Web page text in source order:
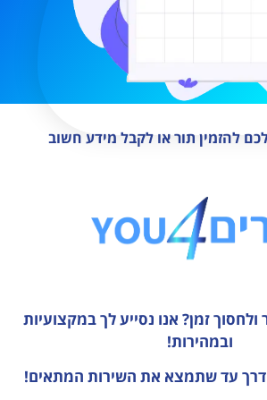
להזמין תור או לקבל מידע חשוב
ולחסוך זמן? אנו נסייע לך במקצועיות
ובמהירות!
עד שתמצא את השירות המתאים!